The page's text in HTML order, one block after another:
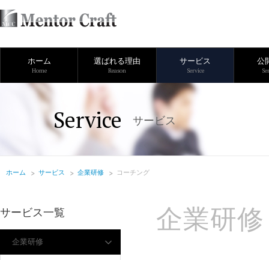
ホーム
Home
選ばれる理由
Reason
サービス
Service
公
Service サービス
ホーム サービス 企業研修 コーチング
企業研修
サービス一覧
企業研修